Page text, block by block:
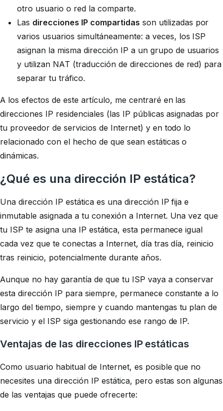
otro usuario o red la comparte.
Las direcciones IP compartidas son utilizadas por
varios usuarios simultáneamente: a veces, los ISP
asignan la misma dirección IP a un grupo de usuarios
y utilizan NAT (traducción de direcciones de red) para
separar tu tráfico.
A los efectos de este artículo, me centraré en las
direcciones IP residenciales (las IP públicas asignadas por
tu proveedor de servicios de Internet) y en todo lo
relacionado con el hecho de que sean estáticas o
dinámicas.
¿Qué es una dirección IP estática?
Una dirección IP estática es una dirección IP fija e
inmutable asignada a tu conexión a Internet. Una vez que
tu ISP te asigna una IP estática, esta permanece igual
cada vez que te conectas a Internet, día tras día, reinicio
tras reinicio, potencialmente durante años.
Aunque no hay garantía de que tu ISP vaya a conservar
esta dirección IP para siempre, permanece constante a lo
largo del tiempo, siempre y cuando mantengas tu plan de
servicio y el ISP siga gestionando ese rango de IP.
Ventajas de las direcciones IP estáticas
Como usuario habitual de Internet, es posible que no
necesites una dirección IP estática, pero estas son algunas
de las ventajas que puede ofrecerte: